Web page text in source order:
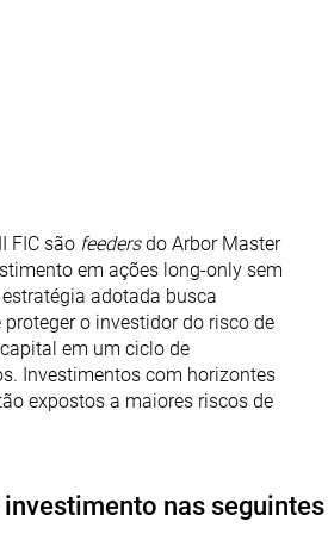
FIC são feedersdo Arbor Master
em ações long-only sem
adotada busca
o investidor do risco de
em um ciclo de
Investimentos com horizontes
expostos a maiores riscos de
nas seguintes